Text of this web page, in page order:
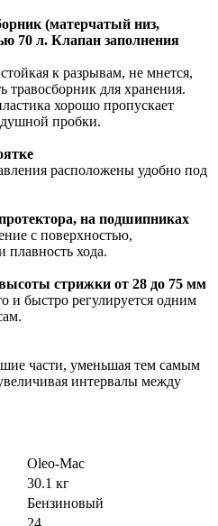
(матерчатый низ,
70 л. Клапан заполнения
к разрывам, не мнется,
травосборник для хранения.
хорошо пропускает
пробки.
расположены удобно под
на подшипниках
с поверхностью,
плавность хода.
стрижки от 28 до 75 мм
и быстро регулируется одним
части, уменьшая тем самым
интервалы между
Oleo-Mac
30.1 кг
Бензиновый
24